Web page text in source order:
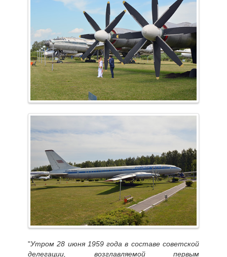
"Утром 28 июня 1959 года в составе советской
делегации, возглавляемой первым